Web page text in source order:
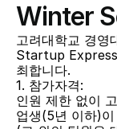
Winter
고려대학교 경영
Startup
최합니다.
1. 참가자격:
인원 제한 없이
업생(5년 이하)